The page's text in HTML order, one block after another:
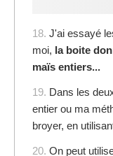
18. J'ai essayé
moi, la boite
maïs entiers...
19. Dans les
entier ou ma
broyer, en
20. On peut